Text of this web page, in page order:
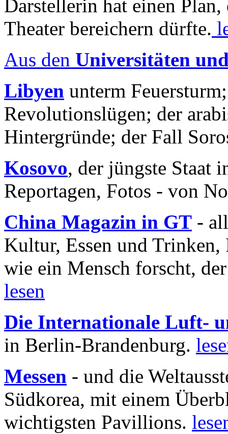
Darstellerin hat einen Plan,
Theater bereichern dürfte.
Aus den Universitäten
Libyen unterm
Revolutionslügen; der
Hintergründe; der Fall
Kosovo, der jüngste Staat
Reportagen, Fotos - von
China Magazin in GT -
Kultur, Essen und
wie ein Mensch forscht,
lesen
Die Internationale Luft-
in Berlin-Brandenburg.
Messen - und die
Südkorea, mit einem
wichtigsten Pavillions.